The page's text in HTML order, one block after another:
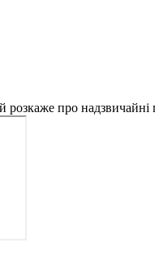
про